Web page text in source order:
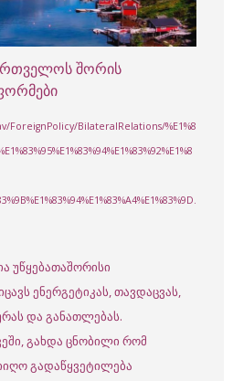
შორის
ForeignPolicy/BilateralRelations/%E1%8
უწყებათაშორისი
ენერგეტიკას, თავდაცვას,
და განათლებას.
გახდა ცნობილი რომ
გადაწყვეტილება